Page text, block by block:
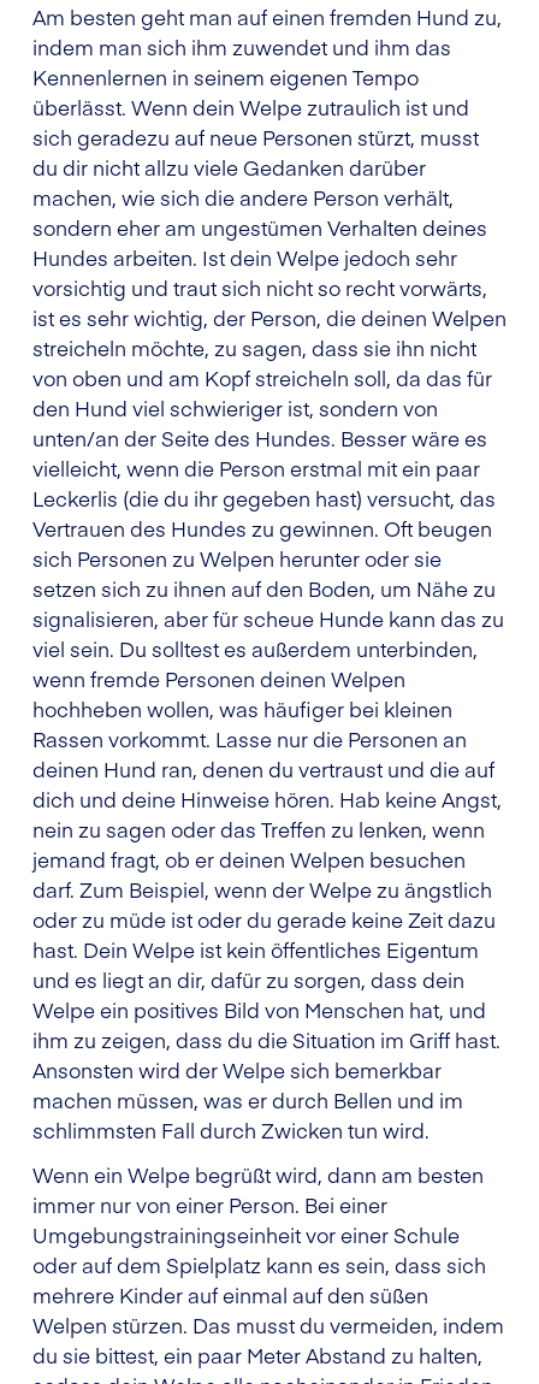
Am besten geht man auf einen fremden Hund zu,
indem man sich ihm zuwendet und ihm das
Kennenlernen in seinem eigenen Tempo
überlässt. Wenn dein Welpe zutraulich ist und
sich geradezu auf neue Personen stürzt, musst
du dir nicht allzu viele Gedanken darüber
machen, wie sich die andere Person verhält,
sondern eher am ungestümen Verhalten deines
Hundes arbeiten. Ist dein Welpe jedoch sehr
vorsichtig und traut sich nicht so recht vorwärts,
ist es sehr wichtig, der Person, die deinen Welpen
streicheln möchte, zu sagen, dass sie ihn nicht
von oben und am Kopf streicheln soll, da das für
den Hund viel schwieriger ist, sondern von
unten/an der Seite des Hundes. Besser wäre es
vielleicht, wenn die Person erstmal mit ein paar
Leckerlis (die du ihr gegeben hast) versucht, das
Vertrauen des Hundes zu gewinnen. Oft beugen
sich Personen zu Welpen herunter oder sie
setzen sich zu ihnen auf den Boden, um Nähe zu
signalisieren, aber für scheue Hunde kann das zu
viel sein. Du solltest es außerdem unterbinden,
wenn fremde Personen deinen Welpen
hochheben wollen, was häufiger bei kleinen
Rassen vorkommt. Lasse nur die Personen an
deinen Hund ran, denen du vertraust und die auf
dich und deine Hinweise hören. Hab keine Angst,
nein zu sagen oder das Treffen zu lenken, wenn
jemand fragt, ob er deinen Welpen besuchen
darf. Zum Beispiel, wenn der Welpe zu ängstlich
oder zu müde ist oder du gerade keine Zeit dazu
hast. Dein Welpe ist kein öffentliches Eigentum
und es liegt an dir, dafür zu sorgen, dass dein
Welpe ein positives Bild von Menschen hat, und
ihm zu zeigen, dass du die Situation im Griff hast.
Ansonsten wird der Welpe sich bemerkbar
machen müssen, was er durch Bellen und im
schlimmsten Fall durch Zwicken tun wird.
Wenn ein Welpe begrüßt wird, dann am besten
immer nur von einer Person. Bei einer
Umgebungstrainingseinheit vor einer Schule
oder auf dem Spielplatz kann es sein, dass sich
mehrere Kinder auf einmal auf den süßen
Welpen stürzen. Das musst du vermeiden, indem
du sie bittest, ein paar Meter Abstand zu halten,